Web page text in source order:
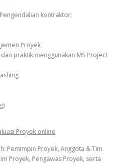
kontraktor;
Proyek
praktik menggunakan MS Project
Proyek online
Pemimpin Proyek, Anggota & Tim
Proyek, Pengawas Proyek, serta